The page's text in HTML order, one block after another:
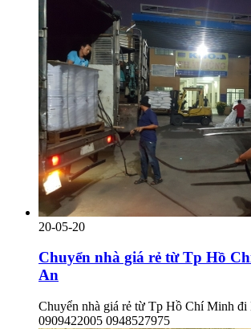
20-05-20
Chuyển nhà giá rẻ từ Tp Hồ
An
Chuyển nhà giá rẻ từ Tp Hồ Chí Minh đi
0909422005 0948527975